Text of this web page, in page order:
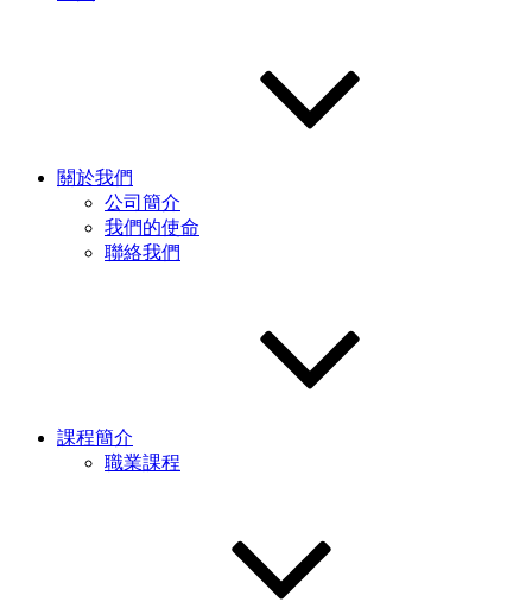
關於我們
公司簡介
我們的使命
聯絡我們
課程簡介
職業課程